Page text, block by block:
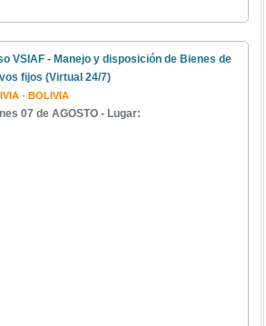
VSIAF - Manejo y disposición de Bienes de
fijos (Virtual 24/7)
- BOLIVIA
07 de AGOSTO - Lugar: